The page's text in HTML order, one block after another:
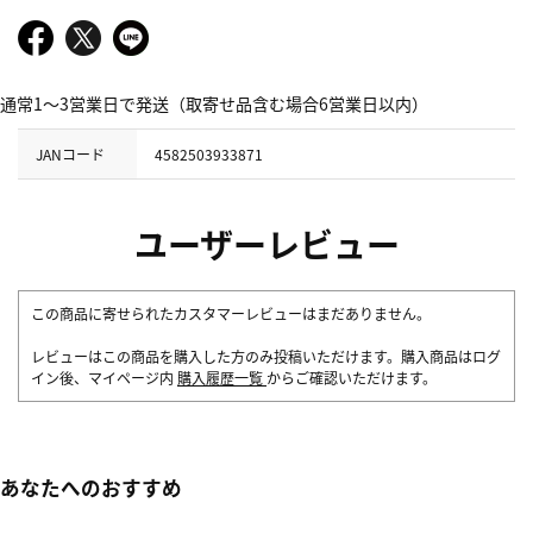
通常1～3営業日で発送（取寄せ品含む場合6営業日以内）
JANコード 4582503933871
ユーザーレビュー
この商品に寄せられたカスタマーレビューはまだありません。
レビューはこの商品を購入した方のみ投稿いただけます。購入商品はログ
イン後、マイページ内 購入履歴一覧 からご確認いただけます。
あなたへのおすすめ